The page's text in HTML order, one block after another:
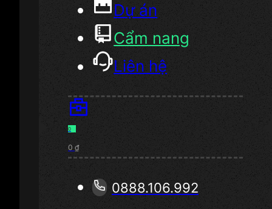
Dự án
Cẩm nang
Liên hệ
0
0 ₫
0888.106.992